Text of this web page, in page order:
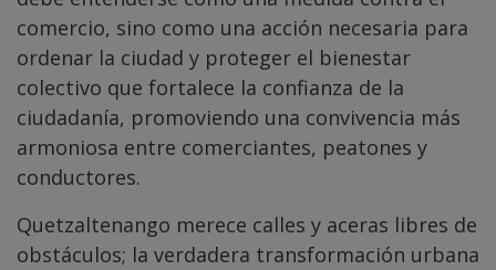
comercio, sino como una acción necesaria para
ordenar la ciudad y proteger el bienestar
colectivo que fortalece la confianza de la
ciudadanía, promoviendo una convivencia más
armoniosa entre comerciantes, peatones y
conductores.
Quetzaltenango merece calles y aceras libres de
obstáculos; la verdadera transformación urbana